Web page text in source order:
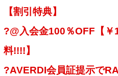
【割引特典】
?@入会金100％OFF【
料!!!!】
?AVERDI会員証提示で